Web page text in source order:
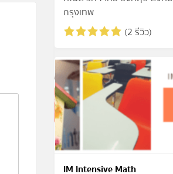
กรุงเทพ
(2 รีวิว)
IM Intensive Math